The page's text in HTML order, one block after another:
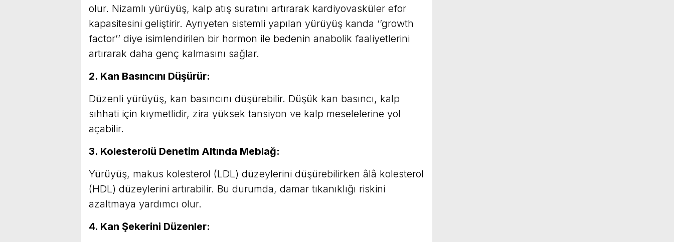
olur. Nizamlı yürüyüş, kalp atış suratını artırarak kardiyovasküler efor
kapasitesini geliştirir. Ayrıyeten sistemli yapılan yürüyüş kanda ‘’growth
factor’’ diye isimlendirilen bir hormon ile bedenin anabolik faaliyetlerini
artırarak daha genç kalmasını sağlar.
2. Kan Basıncını Düşürür:
Düzenli yürüyüş, kan basıncını düşürebilir. Düşük kan basıncı, kalp
sıhhati için kıymetlidir, zira yüksek tansiyon ve kalp meselelerine yol
açabilir.
3. Kolesterolü Denetim Altında Meblağ:
Yürüyüş, makus kolesterol (LDL) düzeylerini düşürebilirken âlâ kolesterol
(HDL) düzeylerini artırabilir. Bu durumda, damar tıkanıklığı riskini
azaltmaya yardımcı olur.
4. Kan Şekerini Düzenler: